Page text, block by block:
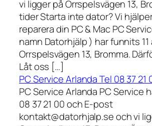
vi ligger på Orrspelsvägen 13,
tider Starta inte dator? Vi
reparera din PC & Mac PC
namn Datorhjälp ) har funnits 11
Orrspelsvägen 13, Bromma.
Låt oss […]
PC Service Arlanda Tel 08 37 21
PC Service Arlanda PC Service
08 37 21 00 och E-post
kontakt@datorhjalp.se och vi